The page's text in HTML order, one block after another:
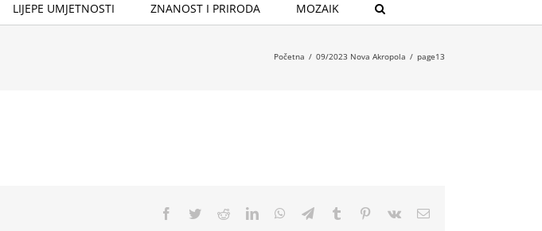
LIJEPE UMJETNOSTI ZNANOST I PRIRODA MOZAIK
Početna / 09/2023 Nova Akropola / page13
Facebook
TwitterRedditLinkedInWhatsApp
TelegramTumblr Pinterest
Vk Email